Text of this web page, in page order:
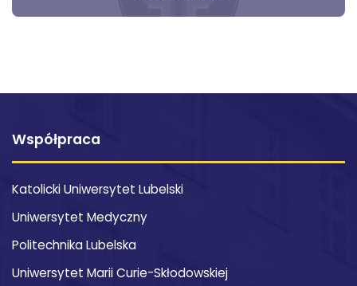
Współpraca
Katolicki Uniwersytet Lubelski
Uniwersytet Medyczny
Politechnika Lubelska
Uniwersytet Marii Curie-Skłodowskiej